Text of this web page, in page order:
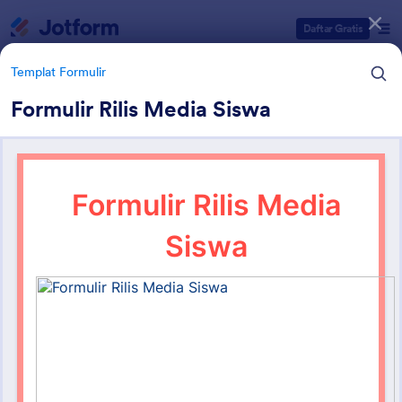
Daftar Gratis
Templat Formulir
Formulir Rilis Media Siswa
Templat Formulir
Formulir Pendidikan
Kategori Templat Formulir